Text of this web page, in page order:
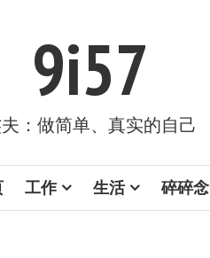
9i57
：做简单、真实的自己
工作 生活 碎碎念